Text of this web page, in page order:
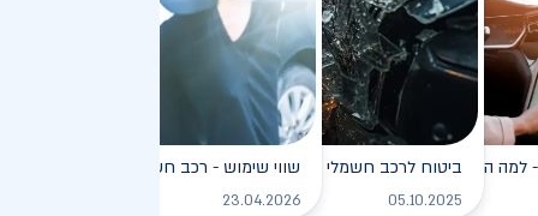
לקריאה
הוא כל כך פופולרי?
לקריאה
ביטוח לרכב חשמלי
05.10.2025
שווי שימוש - רכב חשמלי
23.04.2026